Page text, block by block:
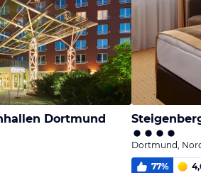
Dortmund
Dortmund,
77%